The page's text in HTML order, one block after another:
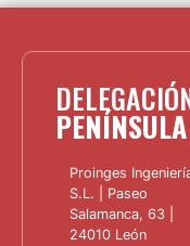
PENÍNSULA
Proinges
S.L. | Paseo
Salamanca, 63 |
24010 León